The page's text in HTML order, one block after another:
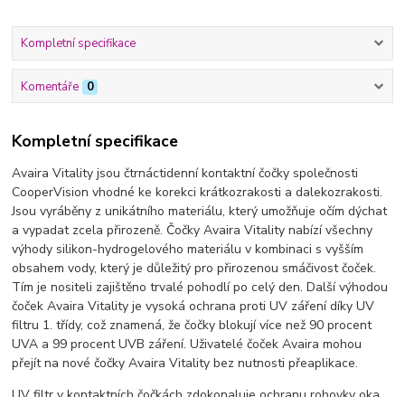
Kompletní specifikace
Komentáře 0
Kompletní specifikace
Avaira Vitality jsou čtrnáctidenní kontaktní čočky společnosti
CooperVision vhodné ke korekci krátkozrakosti a dalekozrakosti.
Jsou vyráběny z unikátního materiálu, který umožňuje očím dýchat
a vypadat zcela přirozeně. Čočky Avaira Vitality nabízí všechny
výhody silikon-hydrogelového materiálu v kombinaci s vyšším
obsahem vody, který je důležitý pro přirozenou smáčivost čoček.
Tím je nositeli zajištěno trvalé pohodlí po celý den. Další výhodou
čoček Avaira Vitality je vysoká ochrana proti UV záření díky UV
filtru 1. třídy, což znamená, že čočky blokují více než 90 procent
UVA a 99 procent UVB záření. Uživatelé čoček Avaira mohou
přejít na nové čočky Avaira Vitality bez nutnosti přeaplikace.